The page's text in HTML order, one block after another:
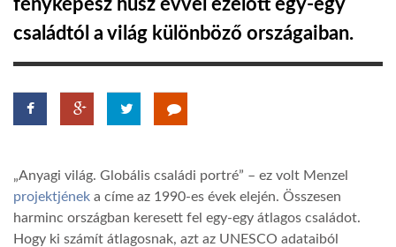
HÍR3D
GLOBOTV
AFRIKA TUDÁSTÁR
A NAP SZÉPE
fényképész húsz évvel ezelőtt egy-egy
családtól a világ különböző országaiban.
„Anyagi világ. Globális családi portré” – ez volt Menzel
projektjének a címe az 1990-es évek elején. Összesen
harminc országban keresett fel egy-egy átlagos családot.
Hogy ki számít átlagosnak, azt az UNESCO adataiból